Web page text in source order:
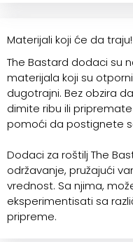
Materijali koji će da traju!
The Bastard dodaci su
materijala koji su
dugotrajni. Bez obzira
dimite ribu ili
pomoći da postignete
Dodaci za roštilj The
održavanje, pružajući
vrednost. Sa njima,
eksperimentisati sa
pripreme.